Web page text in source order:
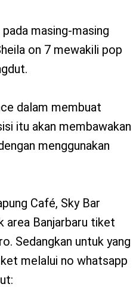
masing-masing
on 7 mewakili pop
dalam membuat
itu akan membawakan
menggunakan
Café, Sky Bar
area Banjarbaru tiket
Sedangkan untuk yang
melalui no whatsapp